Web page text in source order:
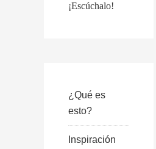
¡Escúchalo!
¿Qué es
esto?
Inspiración